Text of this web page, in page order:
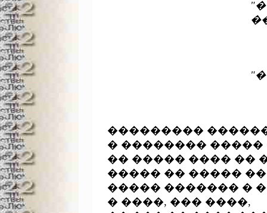
���������
� ��������
�� ����� ���� ��
����� �� �����
����� ������� �
� ����, ��� ����,